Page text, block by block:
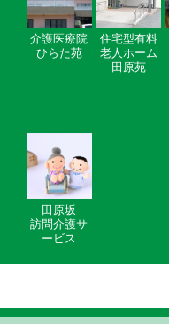
介護医療院
ひらた苑
住宅型有料
老人ホーム
田原苑
田原坂
訪問介護サ
ービス